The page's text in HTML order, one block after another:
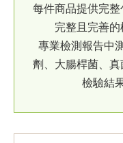
每件商品提供完
完整且完善的
專業檢測報告中
劑、大腸桿菌、
檢驗結